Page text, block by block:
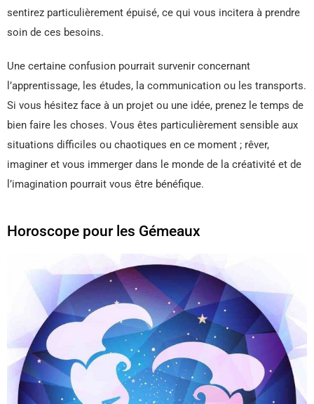
sentirez particulièrement épuisé, ce qui vous incitera à prendre
soin de ces besoins.
Une certaine confusion pourrait survenir concernant
l’apprentissage, les études, la communication ou les transports.
Si vous hésitez face à un projet ou une idée, prenez le temps de
bien faire les choses. Vous êtes particulièrement sensible aux
situations difficiles ou chaotiques en ce moment ; rêver,
imaginer et vous immerger dans le monde de la créativité et de
l’imagination pourrait vous être bénéfique.
Horoscope pour les Gémeaux